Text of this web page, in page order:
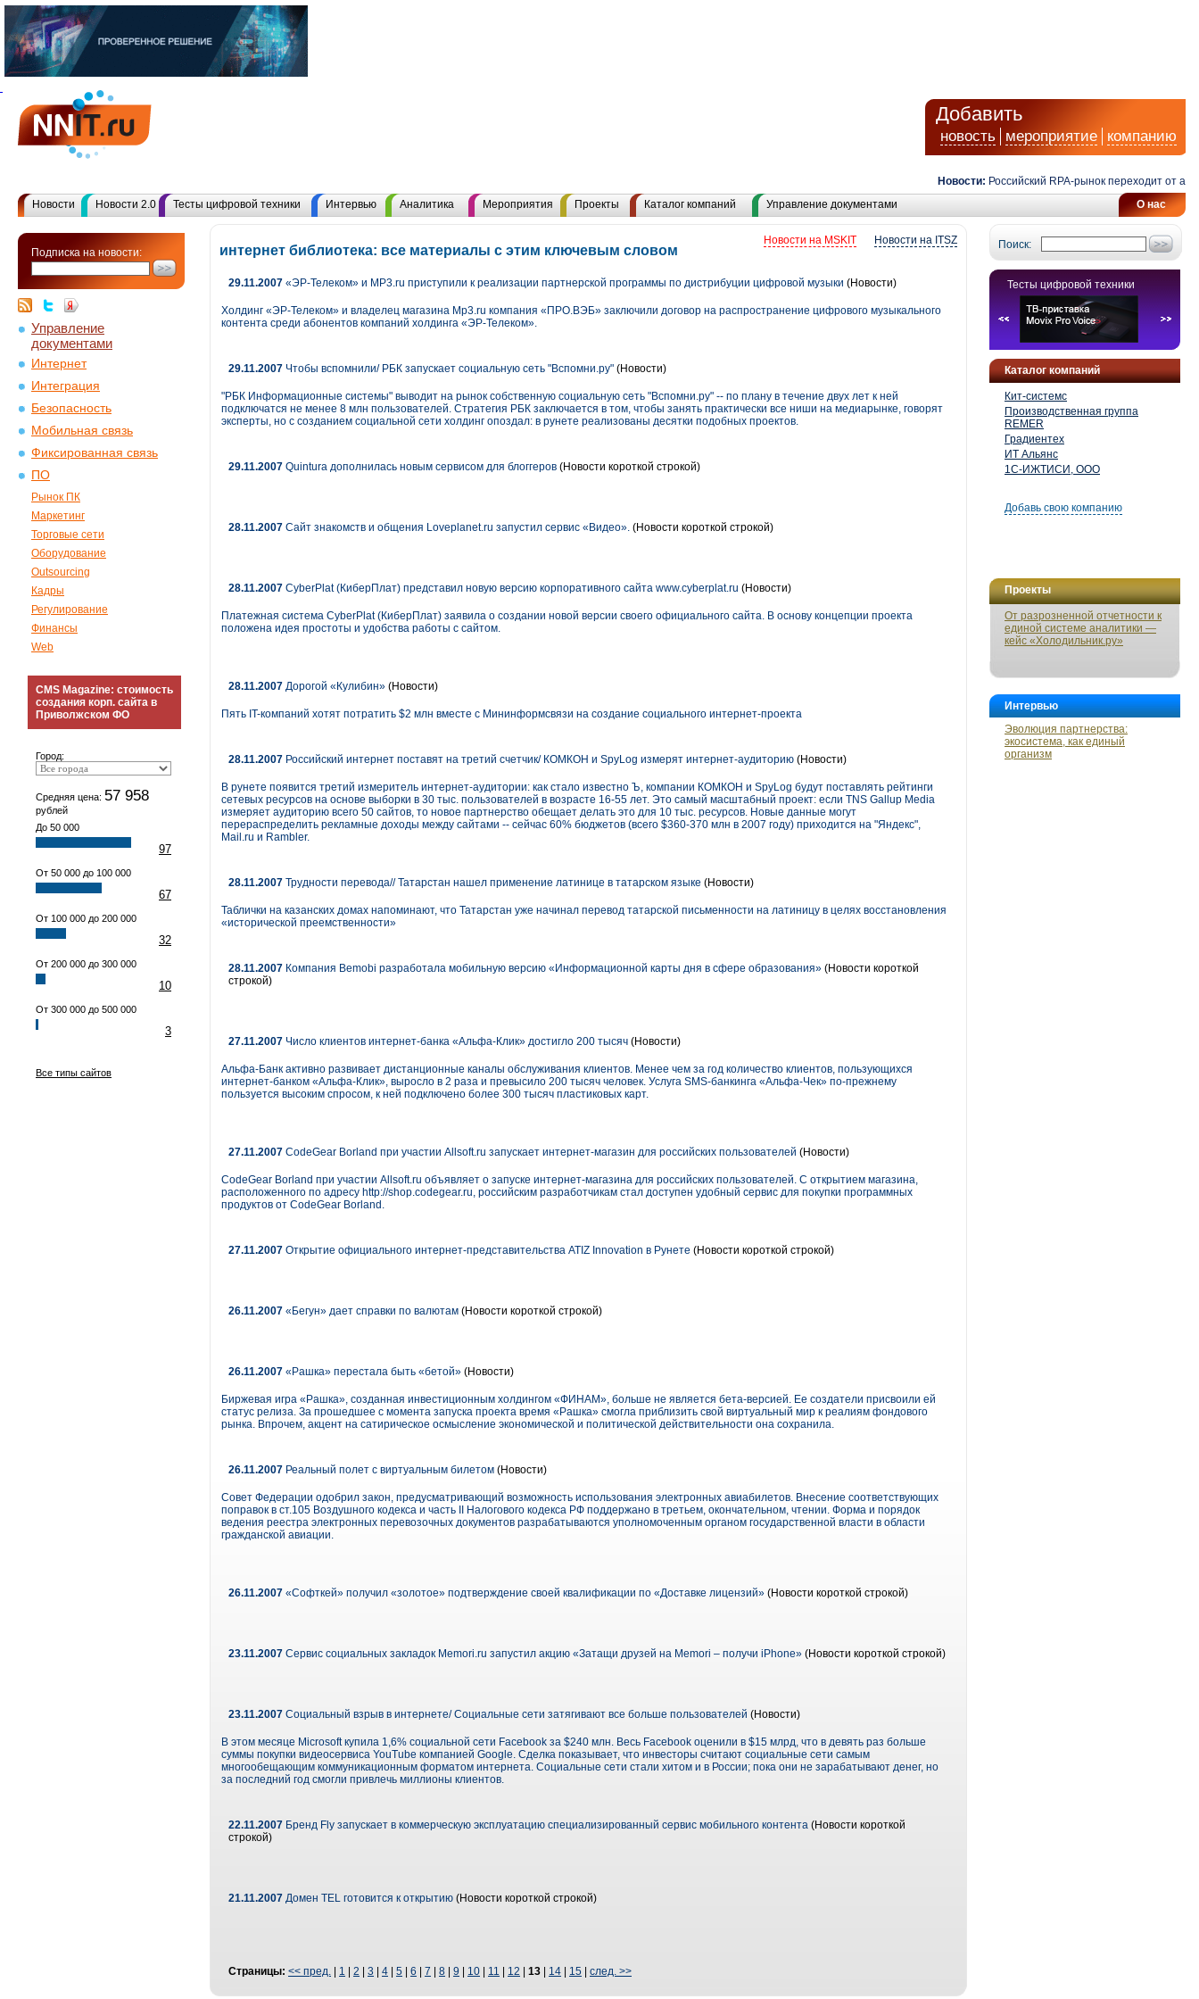
Добавить
новость мероприятие компанию
Новости: Российский RPA-рынок переходит от
О нас
Новости Новости 2.0 Тесты цифровой техники Интервью Аналитика Мероприятия Проекты Каталог компаний Управление документами
Подписка на новости:
Управление
документами
Интернет
Интеграция
Безопасность
Мобильная связь
Фиксированная связь
ПО
Рынок ПК
Маркетинг
Торговые сети
Оборудование
Outsourcing
Кадры
Регулирование
Финансы
Web
CMS Magazine: стоимость
создания корп. сайта в
Приволжском ФО
Город:
Средняя цена: 57 958
рублей
До 50 000
97
От 50 000 до 100 000
67
От 100 000 до 200 000
32
От 200 000 до 300 000
10
От 300 000 до 500 000
3
Все типы сайтов
Поиск:
Тесты цифровой техники
Каталог компаний
Кит-системс
Производственная группа
REMER
Градиентех
ИТ Альянс
1С-ИЖТИСИ, ООО
Добавь свою компанию
Проекты
От разрозненной отчетности к
единой системе аналитики —
кейс «Холодильник.ру»
Интервью
Эволюция партнерства:
экосистема, как единый
организм
Новости на ITSZ
Новости на MSKIT
интернет библиотека: все материалы с этим ключевым словом
29.11.2007 «ЭР-Телеком» и MP3.ru приступили к реализации партнерской программы по дистрибуции цифровой музыки (Новости)
Холдинг «ЭР-Телеком» и владелец магазина Mp3.ru компания «ПРО.ВЭБ» заключили договор на распространение цифрового музыкального
контента среди абонентов компаний холдинга «ЭР-Телеком».
29.11.2007 Чтобы вспомнили/ РБК запускает социальную сеть "Вспомни.ру" (Новости)
"РБК Информационные системы" выводит на рынок собственную социальную сеть "Вспомни.ру" -- по плану в течение двух лет к ней
подключатся не менее 8 млн пользователей. Стратегия РБК заключается в том, чтобы занять практически все ниши на медиарынке, говорят
эксперты, но с созданием социальной сети холдинг опоздал: в рунете реализованы десятки подобных проектов.
29.11.2007 Quintura дополнилась новым сервисом для блоггеров (Новости короткой строкой)
28.11.2007 Сайт знакомств и общения Loveplanet.ru запустил сервис «Видео». (Новости короткой строкой)
28.11.2007 CyberPlat (КиберПлат) представил новую версию корпоративного сайта www.cyberplat.ru (Новости)
Платежная система CyberPlat (КиберПлат) заявила о создании новой версии своего официального сайта. В основу концепции проекта
положена идея простоты и удобства работы с сайтом.
28.11.2007 Дорогой «Кулибин» (Новости)
Пять IT-компаний хотят потратить $2 млн вместе с Мининформсвязи на создание социального интернет-проекта
28.11.2007 Российский интернет поставят на третий счетчик/ КОМКОН и SpyLog измерят интернет-аудиторию (Новости)
В рунете появится третий измеритель интернет-аудитории: как стало известно Ъ, компании КОМКОН и SpyLog будут поставлять рейтинги
сетевых ресурсов на основе выборки в 30 тыс. пользователей в возрасте 16-55 лет. Это самый масштабный проект: если TNS Gallup Media
измеряет аудиторию всего 50 сайтов, то новое партнерство обещает делать это для 10 тыс. ресурсов. Новые данные могут
перераспределить рекламные доходы между сайтами -- сейчас 60% бюджетов (всего $360-370 млн в 2007 году) приходится на "Яндекс",
Mail.ru и Rambler.
28.11.2007 Трудности перевода// Татарстан нашел применение латинице в татарском языке (Новости)
Таблички на казанских домах напоминают, что Татарстан уже начинал перевод татарской письменности на латиницу в целях восстановления
«исторической преемственности»
28.11.2007 Компания Bemobi разработала мобильную версию «Информационной карты дня в сфере образования» (Новости короткой
строкой)
27.11.2007 Число клиентов интернет-банка «Альфа-Клик» достигло 200 тысяч (Новости)
Альфа-Банк активно развивает дистанционные каналы обслуживания клиентов. Менее чем за год количество клиентов, пользующихся
интернет-банком «Альфа-Клик», выросло в 2 раза и превысило 200 тысяч человек. Услуга SMS-банкинга «Альфа-Чек» по-прежнему
пользуется высоким спросом, к ней подключено более 300 тысяч пластиковых карт.
27.11.2007 CodeGear Borland при участии Allsoft.ru запускает интернет-магазин для российских пользователей (Новости)
CodeGear Borland при участии Allsoft.ru объявляет о запуске интернет-магазина для российских пользователей. С открытием магазина,
расположенного по адресу http://shop.codegear.ru, российским разработчикам стал доступен удобный сервис для покупки программных
продуктов от CodeGear Borland.
27.11.2007 Открытие официального интернет-представительства ATIZ Innovation в Рунете (Новости короткой строкой)
26.11.2007 «Бегун» дает справки по валютам (Новости короткой строкой)
26.11.2007 «Рашка» перестала быть «бетой» (Новости)
Биржевая игра «Рашка», созданная инвестиционным холдингом «ФИНАМ», больше не является бета-версией. Ее создатели присвоили ей
статус релиза. За прошедшее с момента запуска проекта время «Рашка» смогла приблизить свой виртуальный мир к реалиям фондового
рынка. Впрочем, акцент на сатирическое осмысление экономической и политической действительности она сохранила.
26.11.2007 Реальный полет с виртуальным билетом (Новости)
Совет Федерации одобрил закон, предусматривающий возможность использования электронных авиабилетов. Внесение соответствующих
поправок в ст.105 Воздушного кодекса и часть II Налогового кодекса РФ поддержано в третьем, окончательном, чтении. Форма и порядок
ведения реестра электронных перевозочных документов разрабатываются уполномоченным органом государственной власти в области
гражданской авиации.
26.11.2007 «Софткей» получил «золотое» подтверждение своей квалификации по «Доставке лицензий» (Новости короткой строкой)
23.11.2007 Сервис социальных закладок Memori.ru запустил акцию «Затащи друзей на Memori – получи iPhone» (Новости короткой строкой)
23.11.2007 Социальный взрыв в интернете/ Социальные сети затягивают все больше пользователей (Новости)
В этом месяце Microsoft купила 1,6% социальной сети Facebook за $240 млн. Весь Facebook оценили в $15 млрд, что в девять раз больше
суммы покупки видеосервиса YouTube компанией Google. Сделка показывает, что инвесторы считают социальные сети самым
многообещающим коммуникационным форматом интернета. Социальные сети стали хитом и в России; пока они не зарабатывают денег, но
за последний год смогли привлечь миллионы клиентов.
22.11.2007 Бренд Fly запускает в коммерческую эксплуатацию специализированный сервис мобильного контента (Новости короткой
строкой)
21.11.2007 Домен TEL готовится к открытию (Новости короткой строкой)
Страницы: << пред. 1 2 3 4 5 6 7 8 9 10 11 12 13 14 15 след. >>